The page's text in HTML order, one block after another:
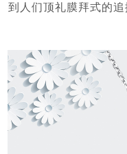
到人们顶礼膜拜式的